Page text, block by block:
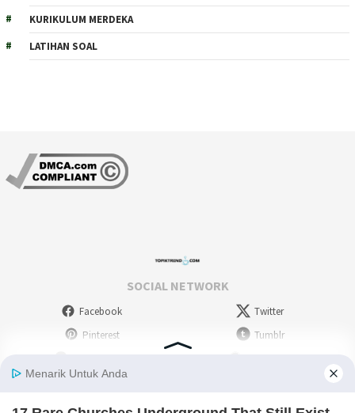
KURIKULUM MERDEKA
LATIHAN SOAL
SOCIAL NETWORK
Facebook
Twitter
Pinterest
Tumblr
Deviantart
Myspace